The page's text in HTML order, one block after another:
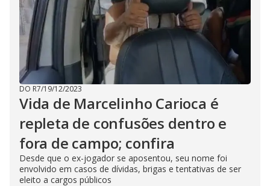
DO R7/19/12/2023
Vida de Marcelinho Carioca é
repleta de confusões dentro e
fora de campo; confira
Desde que o ex-jogador se aposentou, seu nome foi
envolvido em casos de dívidas, brigas e tentativas de ser
eleito a cargos públicos